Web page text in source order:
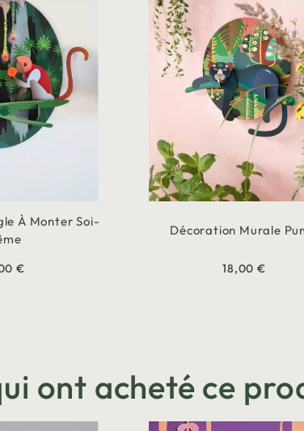
À Monter Soi-
€
Décoration Murale
18,00 €
ont acheté ce